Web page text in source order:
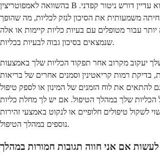
בהשוואה לאמפוטריצין B קונבנציונלי, אך הוא עדיין דורש ניטור קפדני.
משמעותית את הסיכון לנזק לכליות, מה שהופך
עבור מטופלים עם בעיות כליות קיימות או אלה
שנמצאים בסיכון גבוה לבעיות בכליות.
יעקוב מקרוב אחר תפקוד הכליות שלך באמצעות
בדיקת רמות קריאטינין וסמנים אחרים של בריאות
להתאים את לוח הזמנים של המינון או לספק טיפול
הכליות שלך במהלך הטיפול. אם יש לך מחלת כליות
לשקול טיפולים חלופיים או לנקוט באמצעי זהירות
נוספים במהלך הטיפול.
עלי לעשות אם אני חווה תגובות חמורות במהלך